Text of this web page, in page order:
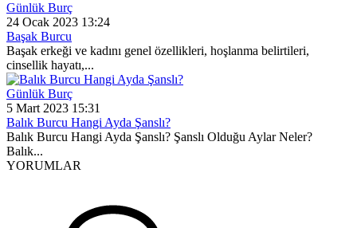
Günlük Burç
24 Ocak 2023 13:24
Başak Burcu
Başak erkeği ve kadını genel özellikleri, hoşlanma belirtileri,
cinsellik hayatı,...
Günlük Burç
5 Mart 2023 15:31
Balık Burcu Hangi Ayda Şanslı?
Balık Burcu Hangi Ayda Şanslı? Şanslı Olduğu Aylar Neler?
Balık...
YORUMLAR